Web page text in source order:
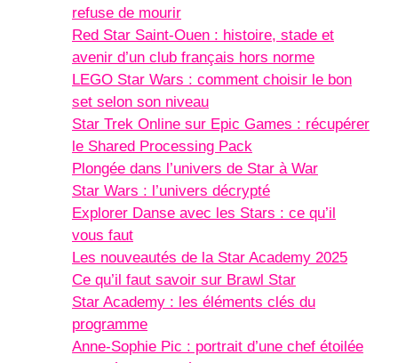
refuse de mourir
Red Star Saint-Ouen : histoire, stade et
avenir d’un club français hors norme
LEGO Star Wars : comment choisir le bon
set selon son niveau
Star Trek Online sur Epic Games : récupérer
le Shared Processing Pack
Plongée dans l’univers de Star à War
Star Wars : l’univers décrypté
Explorer Danse avec les Stars : ce qu’il
vous faut
Les nouveautés de la Star Academy 2025
Ce qu’il faut savoir sur Brawl Star
Star Academy : les éléments clés du
programme
Anne-Sophie Pic : portrait d’une chef étoilée